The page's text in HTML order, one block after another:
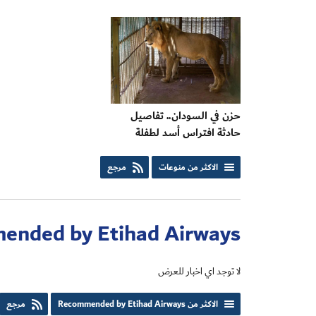
حزن في السودان.. تفاصيل
حادثة افتراس أسد لطفلة
الاكثر من منوعات مرجع
by Etihad Airways
لا توجد اي اخبار للعرض
الاكثر من Recommended by Etihad Airways مرجع